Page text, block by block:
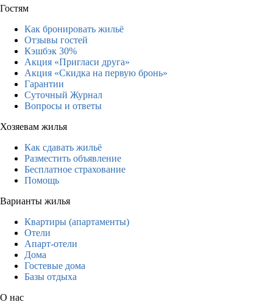
Гостям
Как бронировать жильё
Отзывы гостей
Кэшбэк 30%
Акция «Пригласи друга»
Акция «Скидка на первую бронь»
Гарантии
Суточный Журнал
Вопросы и ответы
Хозяевам жилья
Как сдавать жильё
Разместить объявление
Бесплатное страхование
Помощь
Варианты жилья
Квартиры (апартаменты)
Отели
Апарт-отели
Дома
Гостевые дома
Базы отдыха
О нас